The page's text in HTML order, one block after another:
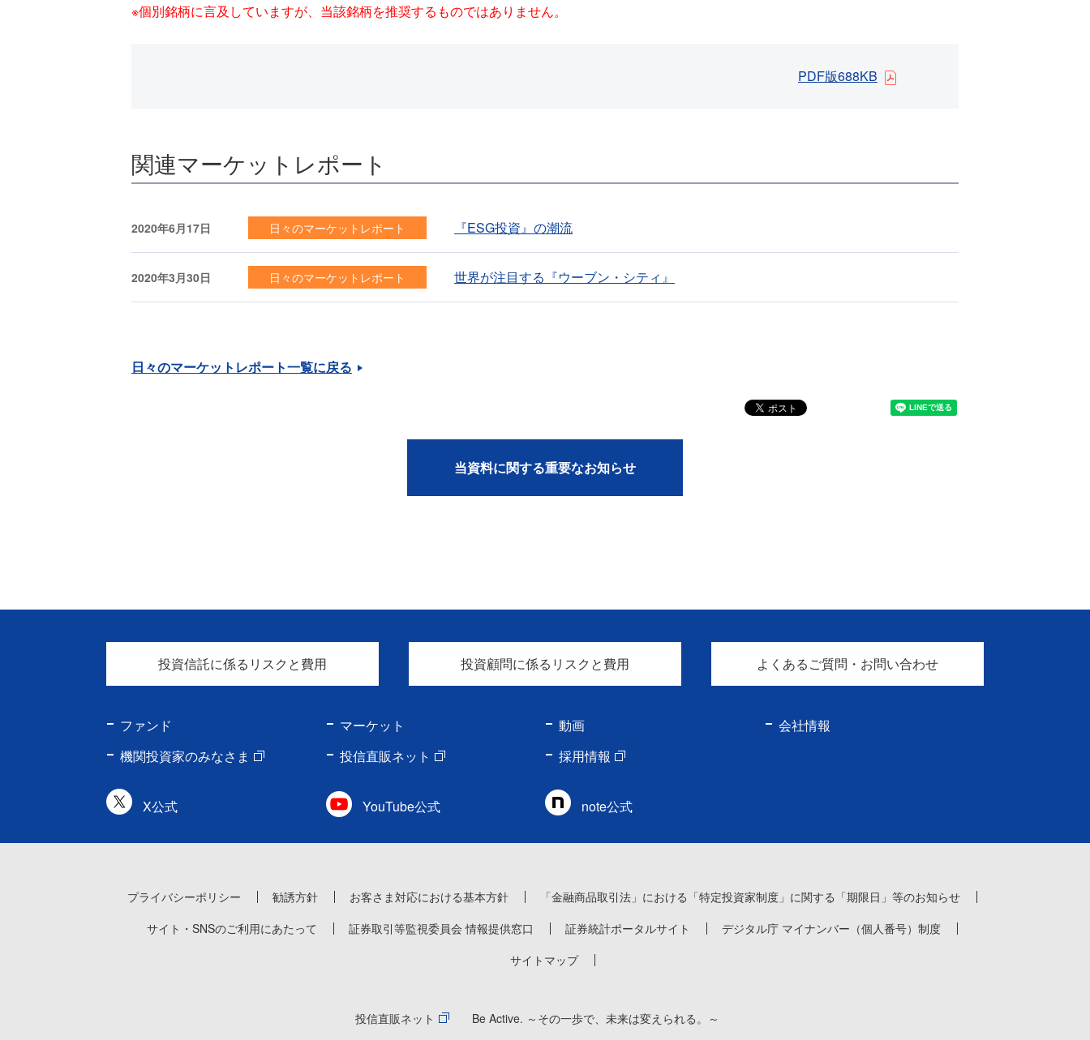
※個別銘柄に言及していますが、当該銘柄を推奨するものではありません。
PDF版688KB
関連マーケットレポート
2020年6月17日 日々のマーケットレポート 『ESG投資』の潮流
2020年3月30日 日々のマーケットレポート 世界が注目する『ウーブン・シティ』
日々のマーケットレポート一覧に戻る
当資料に関する重要なお知らせ
投資信託に係るリスクと費用 投資顧問に係るリスクと費用 よくあるご質問・お問い合わせ
ファンド マーケット 動画
会社情報
機関投資家のみなさま
投信直販ネット 採用情報
X公式 YouTube公式 note公式
プライバシーポリシー 勧誘方針 お客さま対応における基本方針
「金融商品取引法」における「特定投資家制度」に関する「期限日」等のお知らせ
サイト・SNSのご利用にあたって
証券取引等監視委員会 情報提供窓口 証券統計ポータルサイト
デジタル庁 マイナンバー（個人番号）制度
サイトマップ
投信直販ネット Be Active. ～その一歩で、未来は変えられる。～